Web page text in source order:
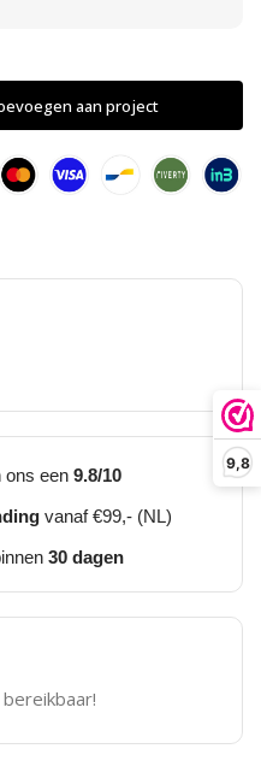
9,8
aan project
ons een 9.8/10
vanaf €99,- (NL)
30 dagen
bereikbaar!